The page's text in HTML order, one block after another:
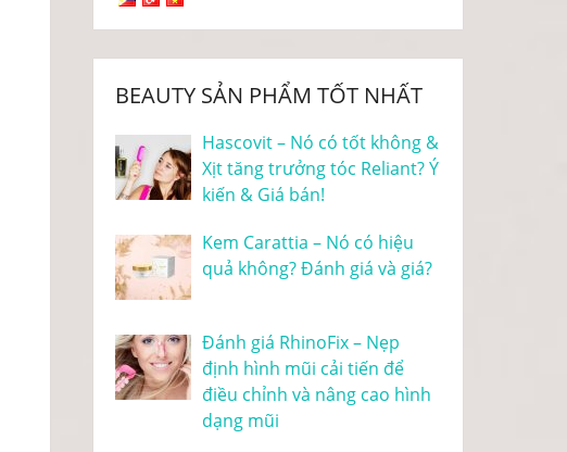
BEAUTY SẢN PHẨM TỐT NHẤT
Hascovit – Nó có tốt không &
Xịt tăng trưởng tóc Reliant? Ý
kiến & Giá bán!
Kem Carattia – Nó có hiệu
quả không? Đánh giá và giá?
Đánh giá RhinoFix – Nẹp
định hình mũi cải tiến để
điều chỉnh và nâng cao hình
dạng mũi